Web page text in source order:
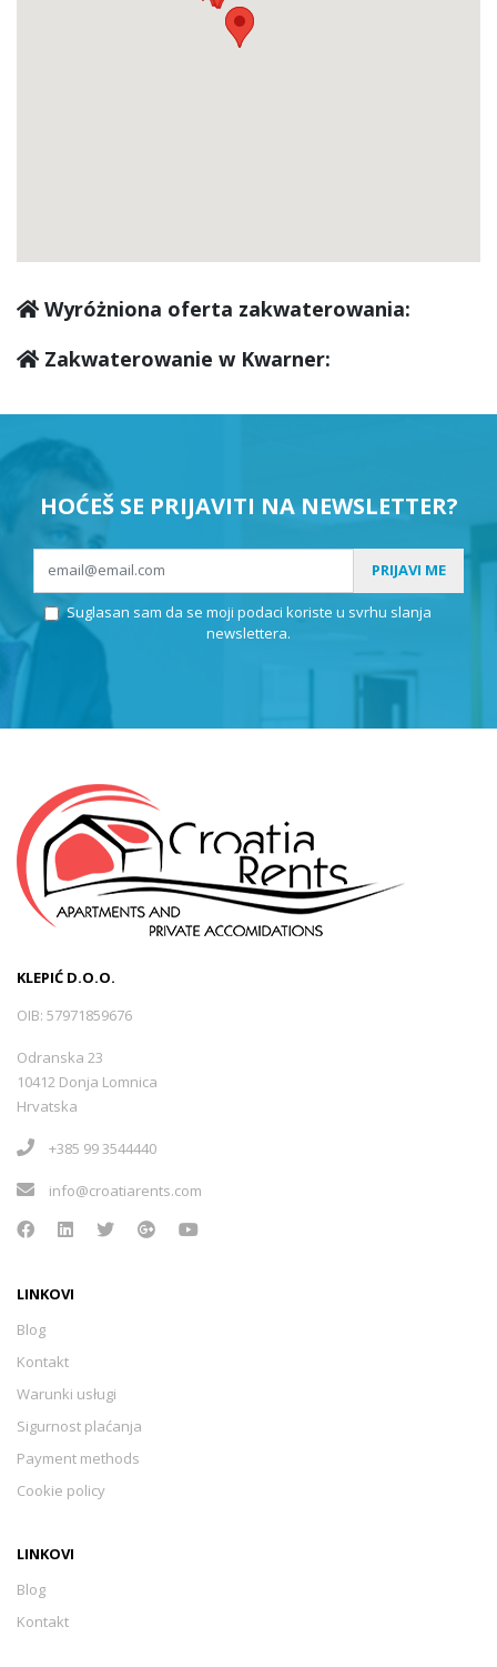
Novi Vinodolski(9)
Tribalj(0)
Senj
Karlobag
Opatija -Volosko (1)
Selce(5)
Wyróżniona oferta zakwaterowania:
Zakwaterowanie w Kwarner:
HOĆEŠ SE PRIJAVITI NA NEWSLETTER?
PRIJAVI ME
Suglasan sam da se moji podaci koriste u svrhu slanja
newslettera.
KLEPIĆ D.O.O.
OIB: 57971859676
Odranska 23
10412 Donja Lomnica
Hrvatska
+385 99 3544440
info@croatiarents.com
LINKOVI
Blog
Kontakt
Warunki usługi
Sigurnost plaćanja
Payment methods
Cookie policy
LINKOVI
Blog
Kontakt